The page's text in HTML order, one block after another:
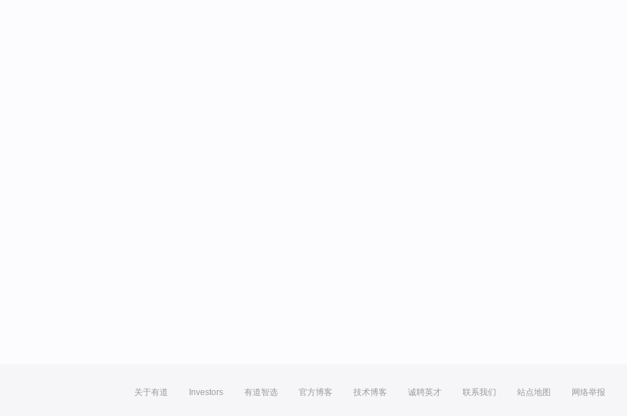
关于有道 Investors 有道智选 官方博客 技术博客 诚聘英才 联系我们 站点地图 网络举报